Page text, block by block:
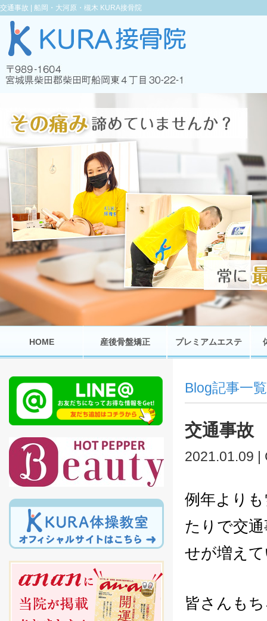
交通事故 | 船岡・大河原・槻木 KURA接骨院
HOME 産後骨盤矯正 プレミアムエステ
Blog記事一覧
交通事故
2021.01.09
例年より
たりで交
せが増え
皆さんも